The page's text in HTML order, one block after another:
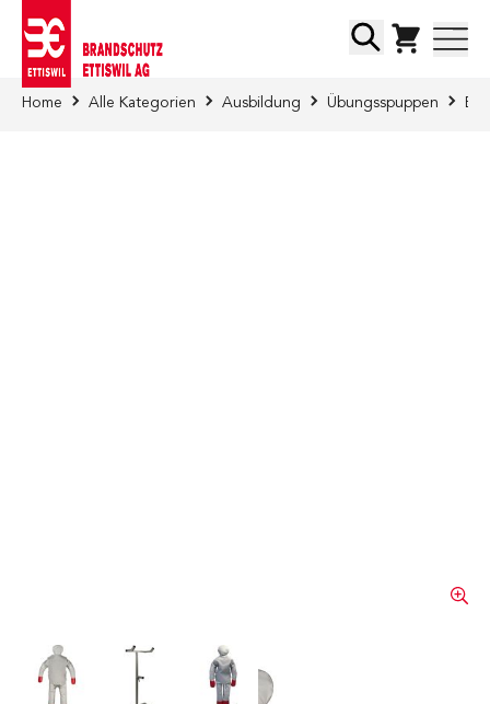
Suche
Home Alle Kategorien Ausbildung Übungsspuppen
View larger imageView larger imageView larger image